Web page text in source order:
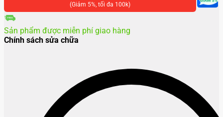
lượng
(Giảm 5%, tối đa 100k)
Sản phẩm được miễn phí giao hàng
Chính sách sửa chữa